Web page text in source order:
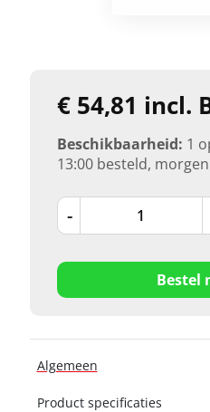
€ 54,81 incl.
Beschikbaarheid: 1
13:00 besteld,
-
Bestel
Algemeen
Product specificaties